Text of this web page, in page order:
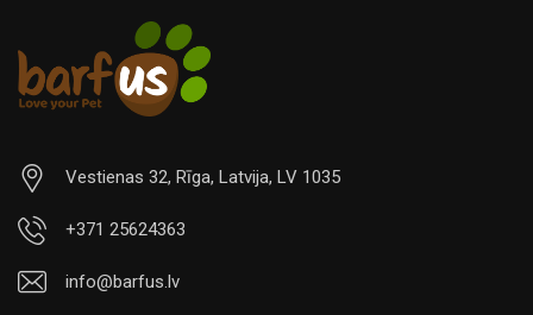
Vestienas 32, Rīga, Latvija, LV 1035
+371 25624363
info@barfus.lv